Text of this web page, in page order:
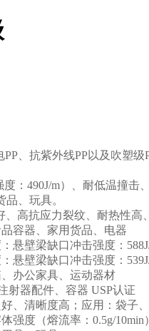
、抗紫外线PP以及吹塑
：490J/m）、耐低温撞
、玩具。
高抗应力裂纹、耐热性
容器、家用货品、电器
悬壁梁缺口冲击强度：
悬壁梁缺口冲击强度：
办公家具、运动器材
射器配件、容器 USP认证
、清晰度高；应用：袋子
强度（熔流率：0.5g/10min）